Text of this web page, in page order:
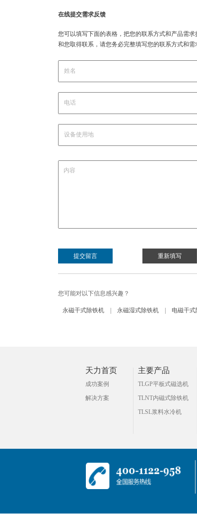
在线提交需求反馈
您可以填写下面的表格，把您的联系方式和产品需
和您取得联系，请您务必完整填写您的联系方式和需
您可能对以下信息感兴趣？
永磁干式除铁机 永磁湿式除铁机 电磁干
天力首页
成功案例
解决方案
主要产品
TLGP平板式磁选机
TLNT内磁式除铁机
TLSL浆料水冷机